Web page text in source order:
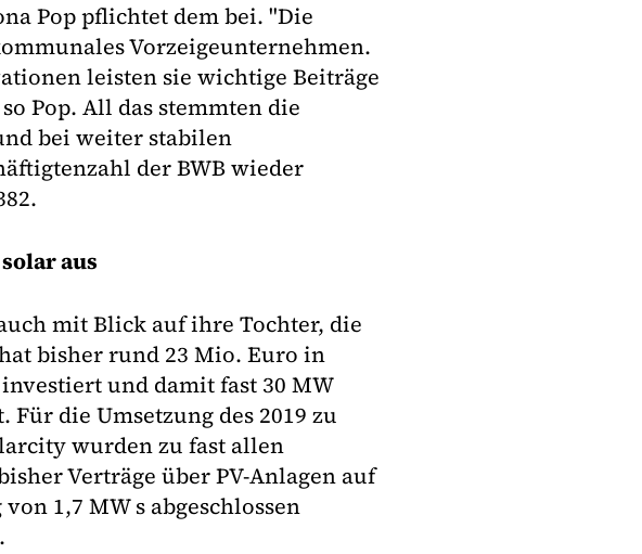
Pop pflichtet dem bei. "Die
Vorzeigeunternehmen.
leisten sie wichtige Beiträge
Pop. All das stemmten die
bei weiter stabilen
der BWB wieder
aus
mit Blick auf ihre Tochter, die
bisher rund 23 Mio. Euro in
und damit fast 30 MW
die Umsetzung des 2019 zu
wurden zu fast allen
Verträge über PV-Anlagen auf
1,7 MW s abgeschlossen